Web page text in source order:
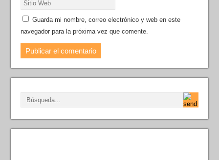
Guarda mi nombre, correo electrónico y web en este
navegador para la próxima vez que comente.